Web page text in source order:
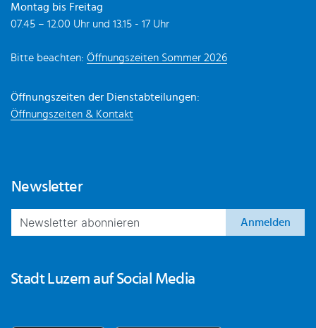
Montag bis Freitag
07.45 – 12.00 Uhr und 13.15 - 17 Uhr
Bitte beachten: Öffnungszeiten Sommer 2026
Öffnungszeiten der Dienstabteilungen:
Öffnungszeiten & Kontakt
Newsletter
Anmelden
Stadt Luzern auf Social Media